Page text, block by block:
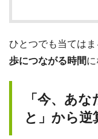
ひとつでも当てはま
歩につながる時間
「今、あ
と」から